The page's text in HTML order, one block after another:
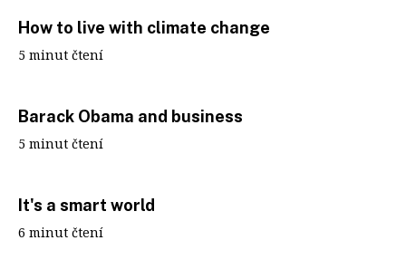
How to live with climate change
5 minut čtení
Barack Obama and business
5 minut čtení
It's a smart world
6 minut čtení